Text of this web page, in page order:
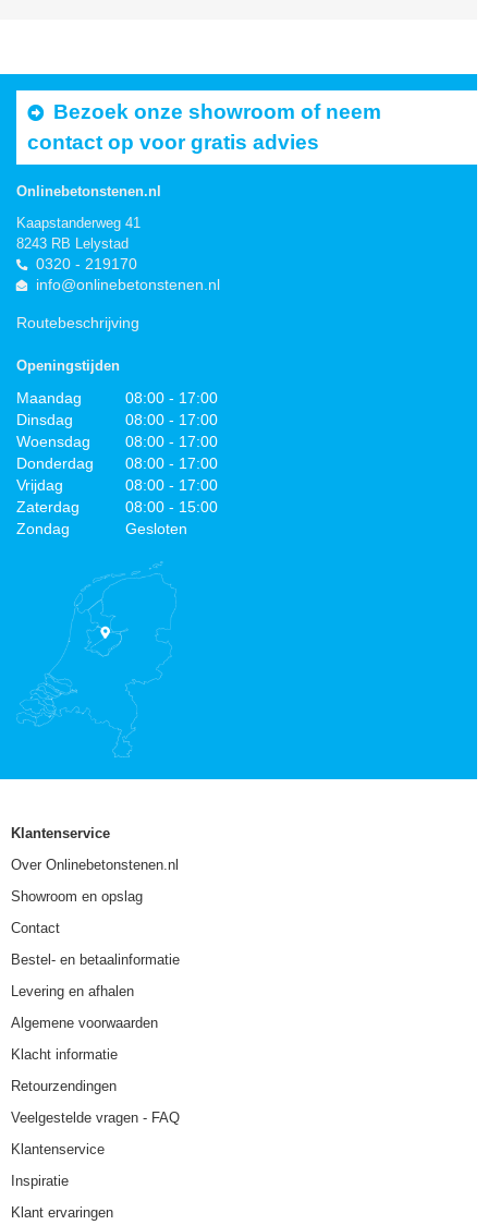
Bezoek onze showroom of neem
contact op voor gratis advies
Onlinebetonstenen.nl
Kaapstanderweg 41
8243 RB Lelystad
0320 - 219170
info@onlinebetonstenen.nl
Routebeschrijving
Openingstijden
Maandag
08:00 - 17:00
Dinsdag
08:00 - 17:00
Woensdag
08:00 - 17:00
Donderdag
08:00 - 17:00
Vrijdag
08:00 - 17:00
Zaterdag
08:00 - 15:00
Zondag
Gesloten
Klantenservice
Over Onlinebetonstenen.nl
Showroom en opslag
Contact
Bestel- en betaalinformatie
Levering en afhalen
Algemene voorwaarden
Klacht informatie
Retourzendingen
Veelgestelde vragen - FAQ
Klantenservice
Inspiratie
Klant ervaringen